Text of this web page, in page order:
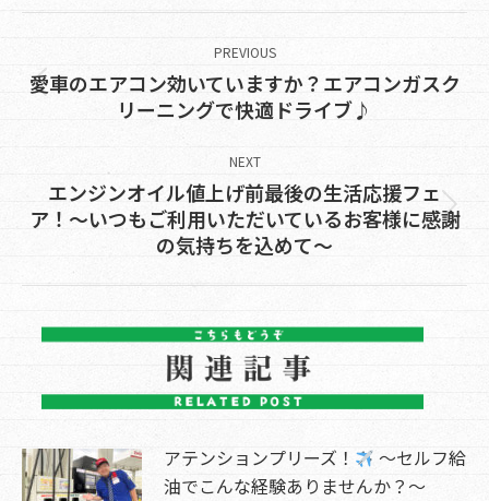
navigation
PREVIOUS
Previous
post:
愛車のエアコン効いていますか？エアコンガスク
リーニングで快適ドライブ♪
NEXT
Next
post:
エンジンオイル値上げ前最後の生活応援フェ
ア！〜いつもご利用いただいているお客様に感謝
の気持ちを込めて〜
アテンションプリーズ！
～セルフ給
油でこんな経験ありませんか？～